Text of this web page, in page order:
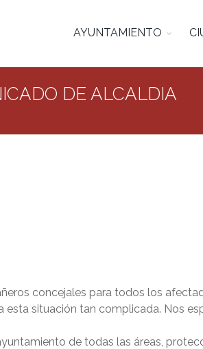
AYUNTAMIENTO
DE ALCALDIA
concejales para todos los
situación tan complicada. Nos
de todas las áreas,